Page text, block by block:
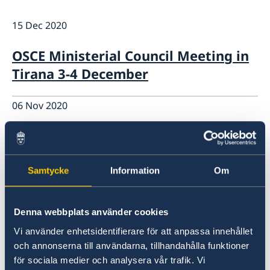
Samtycke Information Om
Denna webbplats använder cookies
Vi använder enhetsidentifierare för att anpassa innehållet
och annonserna till användarna, tillhandahålla funktioner
för sociala medier och analysera vår trafik. Vi
Data Protection Policy (GDPR)
Sweden & OSCE
Working for the OSCE
Election observation
Links (incl. EU statements in the OSCE)
15 Dec 2020
OSCE Ministerial Council Meeting in
Tirana 3-4 December
06 Nov 2020
Statement on the International Day
to End Impunity for Crimes against
Journalists (IDEI)
Joint Statement on the occasion of
the International Day to End